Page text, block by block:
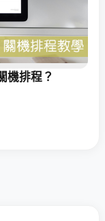
機排程？